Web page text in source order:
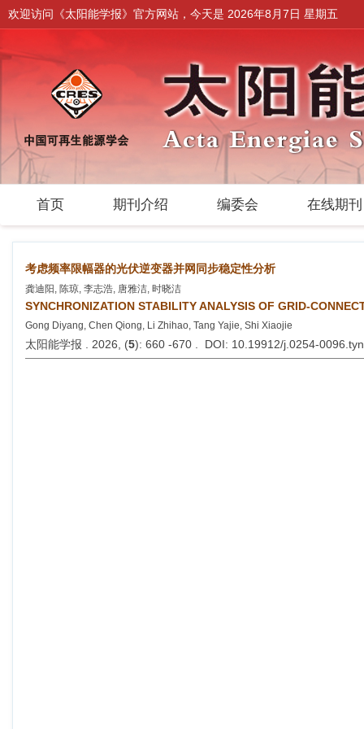
欢迎访问《太阳能学报》官方网站，今天是 2026年8月7日 星期五
首页 期刊介绍 编委会 在线期
考虑频率限幅器的光伏逆变器并网同步稳定性分析
龚迪阳, 陈琼, 李志浩, 唐雅洁, 时晓洁
SYNCHRONIZATION STABILITY ANALYSIS OF GRID-
Gong Diyang, Chen Qiong, Li Zhihao, Tang Yajie, Shi Xiaojie
太阳能学报 . 2026, (5): 660 -670 . DOI: 10.19912/j.0254-